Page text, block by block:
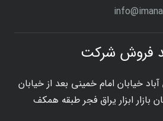
فروش شرکت
خیابان امام خمینی بعد از خیابان
ابزار یراق فجر طبقه همکف